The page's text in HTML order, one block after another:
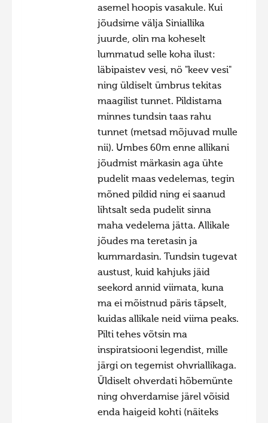
Фотоконкурс 2009asemel hoopis vasakule. Kui
jõudsime välja Siniallika
juurde, olin ma koheselt
lummatud selle koha ilust:
läbipaistev vesi, nö "keev vesi"
ning üldiselt ümbrus tekitas
maagilist tunnet. Pildistama
minnes tundsin taas rahu
tunnet (metsad mõjuvad mulle
nii). Umbes 60m enne allikani
jõudmist märkasin aga ühte
pudelit maas vedelemas, tegin
mõned pildid ning ei saanud
lihtsalt seda pudelit sinna
maha vedelema jätta. Allikale
jõudes ma teretasin ja
kummardasin. Tundsin tugevat
austust, kuid kahjuks jäid
seekord annid viimata, kuna
ma ei mõistnud päris täpselt,
kuidas allikale neid viima peaks.
Pilti tehes võtsin ma
inspiratsiooni legendist, mille
järgi on tegemist ohvriallikaga.
Üldiselt ohverdati hõbemünte
ning ohverdamise järel võisid
enda haigeid kohti (näiteks